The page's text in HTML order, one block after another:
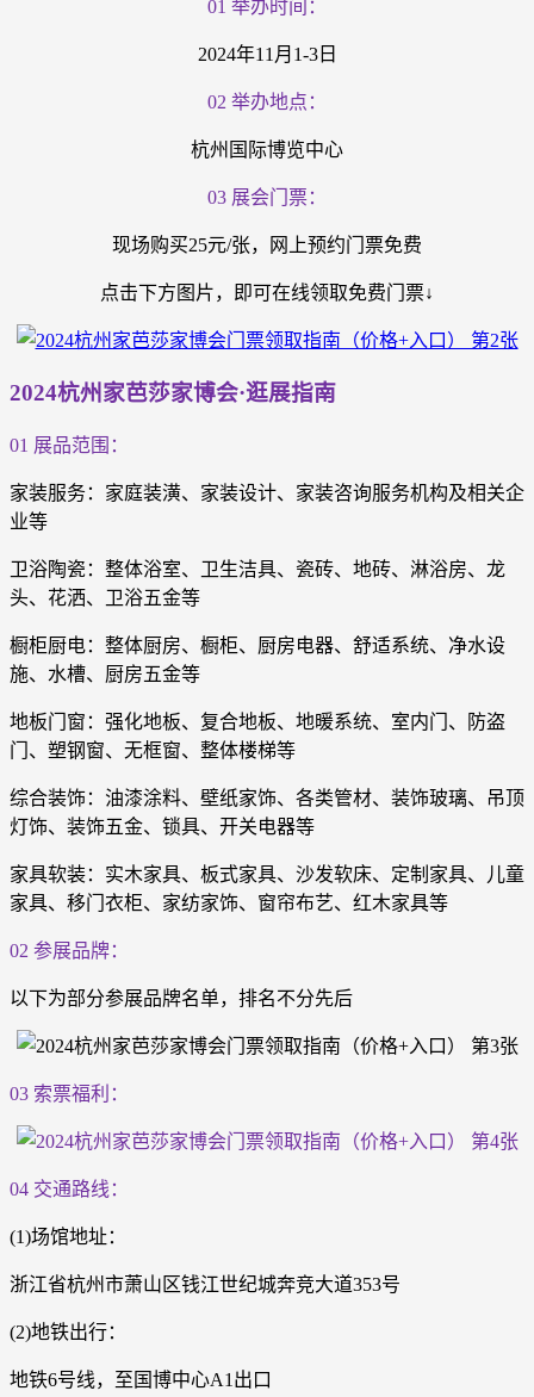
01 举办时间：
2024年11月1-3日
02 举办地点：
杭州国际博览中心
03 展会门票：
现场购买25元/张，网上预约门票免费
点击下方图片，即可在线领取免费门票↓
2024杭州家芭莎家博会·逛展指南
01 展品范围：
家装服务：家庭装潢、家装设计、家装咨询服务机构及相关企
业等
卫浴陶瓷：整体浴室、卫生洁具、瓷砖、地砖、淋浴房、龙
头、花洒、卫浴五金等
橱柜厨电：整体厨房、橱柜、厨房电器、舒适系统、净水设
施、水槽、厨房五金等
地板门窗：强化地板、复合地板、地暖系统、室内门、防盗
门、塑钢窗、无框窗、整体楼梯等
综合装饰：油漆涂料、壁纸家饰、各类管材、装饰玻璃、吊顶
灯饰、装饰五金、锁具、开关电器等
家具软装：实木家具、板式家具、沙发软床、定制家具、儿童
家具、移门衣柜、家纺家饰、窗帘布艺、红木家具等
02 参展品牌：
以下为部分参展品牌名单，排名不分先后
03 索票福利：
04 交通路线：
(1)场馆地址：
浙江省杭州市萧山区钱江世纪城奔竞大道353号
(2)地铁出行：
地铁6号线，至国博中心A1出口